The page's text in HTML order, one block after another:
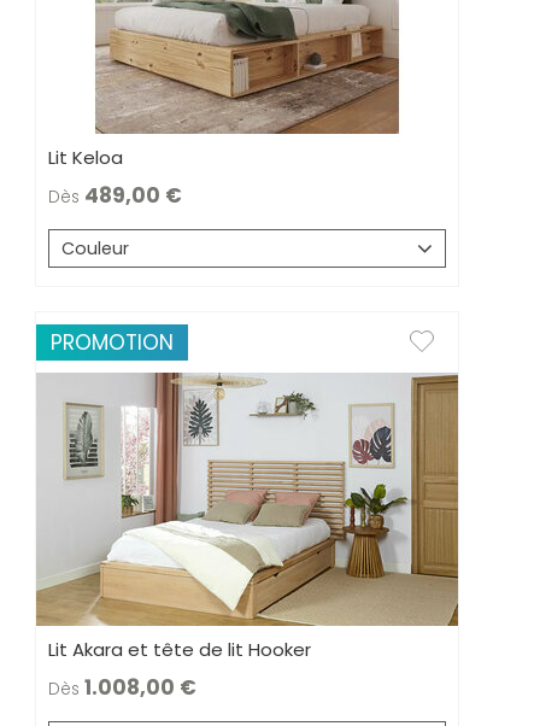
Lit Keloa
Dès 489,00
Couleur
PROMOTION
Lit Akara et tête de lit Hooker
Dès 1.008,00